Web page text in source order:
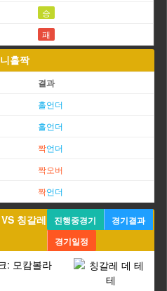
승
패
홀짝
결과
홀언더
홀언더
짝언더
짝오버
짝언더
칭갈레
진행중경기
경기결과
경기일정
: 모캄볼라